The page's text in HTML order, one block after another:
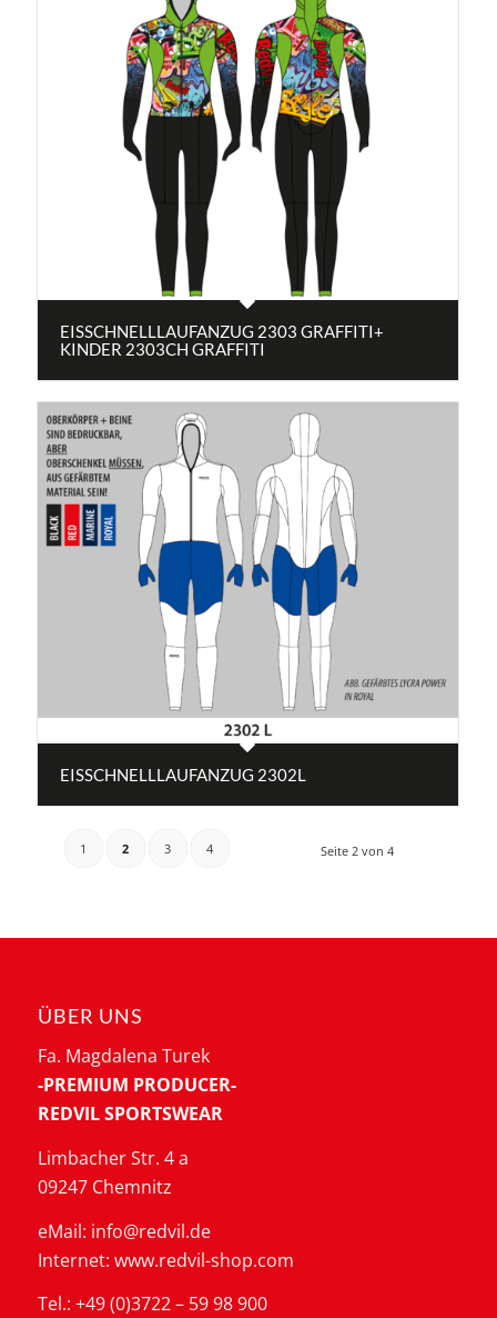
EISSCHNELLLAUFANZUG 2303 GRAFFITI+
KINDER 2303CH GRAFFITI
EISSCHNELLLAUFANZUG 2302L
Seite 2 von 4
1 2 3 4
ÜBER UNS
Fa. Magdalena Turek
-PREMIUM PRODUCER-
REDVIL SPORTSWEAR
Limbacher Str. 4 a
09247 Chemnitz
eMail: info@redvil.de
Internet: www.redvil-shop.com
Tel.: +49 (0)3722 – 59 98 900